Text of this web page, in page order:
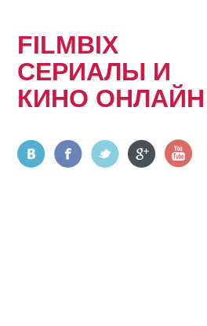
FILMBIX
СЕРИАЛЫ И
КИНО ОНЛАЙН